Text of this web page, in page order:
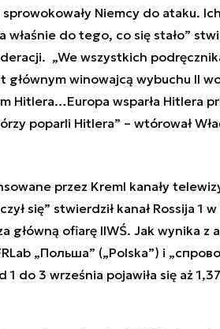
sprowokowały Niemcy do ataku.
właśnie do tego, co się stało”
„We wszystkich
głównym winowajcą wybuchu II
Hitlera…Europa wsparła Hitlera
poparli Hitlera” – wtórował
przez Kreml kanały
się” stwierdził kanał Rossija 1
główną ofiarę IIWŚ. Jak wynika z
„Польша” („Polska”) i
do 3 września pojawiła się aż